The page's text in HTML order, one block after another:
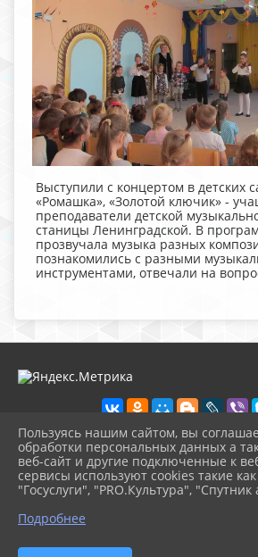
Выступили с концертом в детских
«Ромашка», «Золотой ключик» -
преподаватели детской
станицы Ленинградской. В
прозвучала музыка разных
познакомились с разными
инструментами, отвечали на
2026 г. lenmuz.ru
Вход
Карта сайта
Политика обработки персональных
Сделано на KubCMS
Пользуясь нашим сайтом, вы
обработки персональных данных а
веб-сайт и другие подключенные к
сервисы используют cookies такие
"Госуслуги", "PRO.Культура",
Подробнее